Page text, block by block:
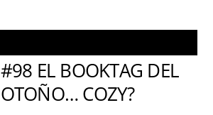
#98 EL BOOKTAG DEL
OTOÑO… COZY?